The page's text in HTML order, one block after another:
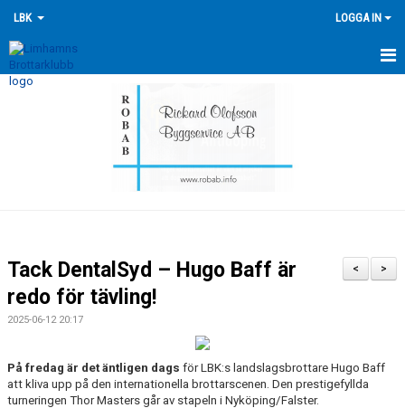
LBK LOGGA IN
HEM
TRÄNINGSKALENDER
TÄVLINGSKALENDERN
HISTORIK
>
<
Tack DentalSyd – Hugo Baff är
redo för tävling!
2025-06-12 20:17
På fredag är det äntligen dags för LBK:s landslagsbrottare Hugo Baff
att kliva upp på den internationella brottarscenen. Den prestigefyllda
turneringen Thor Masters går av stapeln i Nyköping/Falster.